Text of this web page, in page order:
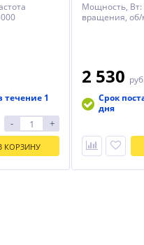
течение 1
- +
КОРЗИНУ
Мощность, Вт:
вращения,
2 530 руб.
Срок
дня